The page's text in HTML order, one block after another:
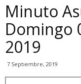
Minuto
Domingo
2019
7 Septiembre, 2019